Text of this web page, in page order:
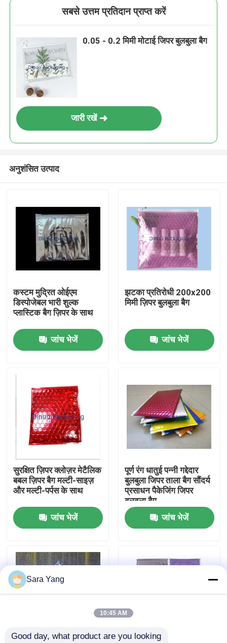
घर
वीडियो
हमारे बारे में
कारखाना दौरा
गुणवत्ता नियंत्रण
समाचार
बबल मेलिंग बैग
सबसे उत्तम प्रतिदान प्राप्त करें
0.05 - 0.2 मिमी मोटाई जिपर बुलबुला बैग
जारी रखें
अनुशंसित उत्पाद
कस्टम मुद्रित ओईएम
डिस्पोजेबल भारी शुल्क
प्लास्टिक बैग ज़िपर के साथ
जांच भेजें
झटका प्रतिरोधी 200x200
मिमी ज़िपर बुलबुला बैग
जांच भेजें
सुरक्षित ज़िपर क्लोज़र मेटैलिक
बबल ज़िपर बैग मल्टी-साइज़
और मल्टी-पर्पस के साथ
जांच भेजें
पूर्ण रंग धातुई पन्नी गद्देदार
बुलबुला जिपर ताला बैग सौंदर्य
प्रसाधन पैकेजिंग जिपर
बुलबुला बैग
जांच भेजें
Sara Yang
10:45 AM
Good day, what product are you looking